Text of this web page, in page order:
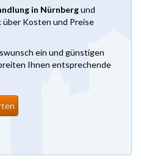
in Nürnbergund
über Kosten und Preise
ein und günstigen
Ihnen entsprechende